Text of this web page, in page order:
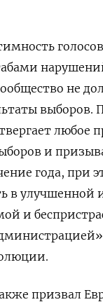
не
выборов.
любое
и
года, при
в улучшенной
и
призвал